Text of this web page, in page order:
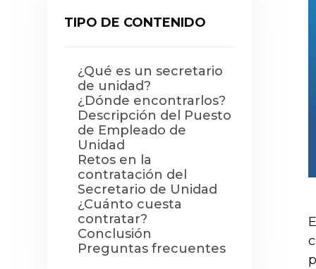
TIPO DE CONTENIDO
¿Qué es un secretario
de unidad?
¿Dónde encontrarlos?
Descripción del Puesto
de Empleado de
Unidad
Retos en la
contratación del
Secretario de Unidad
¿Cuánto cuesta
contratar?
Conclusión
Preguntas frecuentes